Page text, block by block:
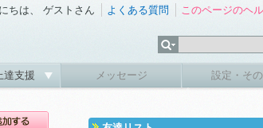
ちは、 ゲストさん よくある質問 このページのヘ
達支援 メッセージ 設定・そ